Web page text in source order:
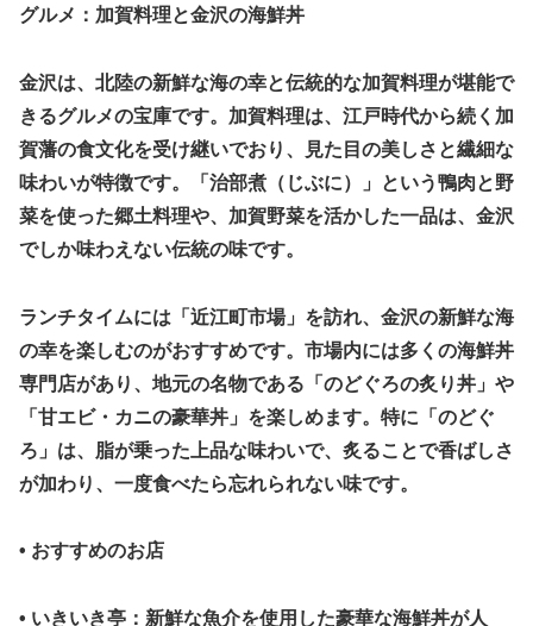
グルメ：加賀料理と金沢の海鮮丼
金沢は、北陸の新鮮な海の幸と伝統的な加賀料理が堪能で
きるグルメの宝庫です。加賀料理は、江戸時代から続く加
賀藩の食文化を受け継いでおり、見た目の美しさと繊細な
味わいが特徴です。「治部煮（じぶに）」という鴨肉と野
菜を使った郷土料理や、加賀野菜を活かした一品は、金沢
でしか味わえない伝統の味です。
ランチタイムには「近江町市場」を訪れ、金沢の新鮮な海
の幸を楽しむのがおすすめです。市場内には多くの海鮮丼
専門店があり、地元の名物である「のどぐろの炙り丼」や
「甘エビ・カニの豪華丼」を楽しめます。特に「のどぐ
ろ」は、脂が乗った上品な味わいで、炙ることで香ばしさ
が加わり、一度食べたら忘れられない味です。
• おすすめのお店
• いきいき亭：新鮮な魚介を使用した豪華な海鮮丼が人